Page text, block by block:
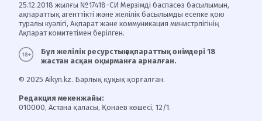
25.12.2018 жылғы №17418-СИ Мерзімді баспасөз басылымын,
ақпараттық агенттікті және желілік басылымды есепке қою
туралы куәлігі, Ақпарат және коммуникация министрлігінің
Ақпарат комитетімен берілген.
Бұл желілік ресурстың ақпараттық өнімдері 18
жастан асқан оқырманға арналған.
© 2025 Aikyn.kz. Барлық құқық қорғалған.
Редакция мекенжайы:
010000, Астана қаласы, Қонаев көшесі, 12/1.